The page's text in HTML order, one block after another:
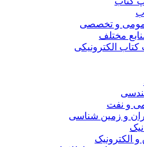
و تخصصی
مختلف
الکترونیکی
و نفت
و زمین شناسی
الکترونیک